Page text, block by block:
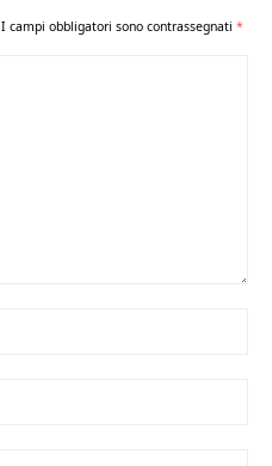
I campi obbligatori sono contrassegnati *